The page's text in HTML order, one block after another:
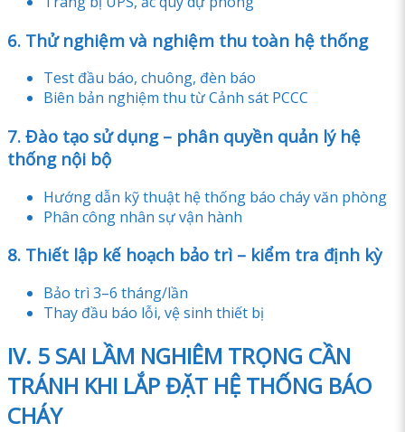
6. Thử nghiệm và nghiệm thu toàn hệ thống
Test đầu báo, chuông, đèn báo
Biên bản nghiệm thu từ Cảnh sát PCCC
7. Đào tạo sử dụng – phân quyền quản lý hệ
thống nội bộ
Hướng dẫn kỹ thuật hệ thống báo cháy văn phòng
Phân công nhân sự vận hành
8. Thiết lập kế hoạch bảo trì – kiểm tra định kỳ
Bảo trì 3–6 tháng/lần
Thay đầu báo lỗi, vệ sinh thiết bị
IV. 5 SAI LẦM NGHIÊM TRỌNG CẦN
TRÁNH KHI LẮP ĐẶT HỆ THỐNG BÁO
CHÁY